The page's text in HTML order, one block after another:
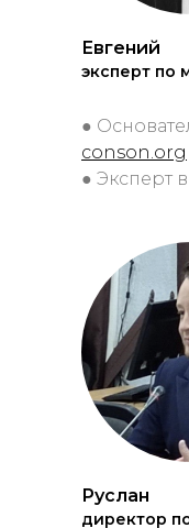
Евгений
эксперт по
●
conson.org
● Эксперт
Руслан
директор